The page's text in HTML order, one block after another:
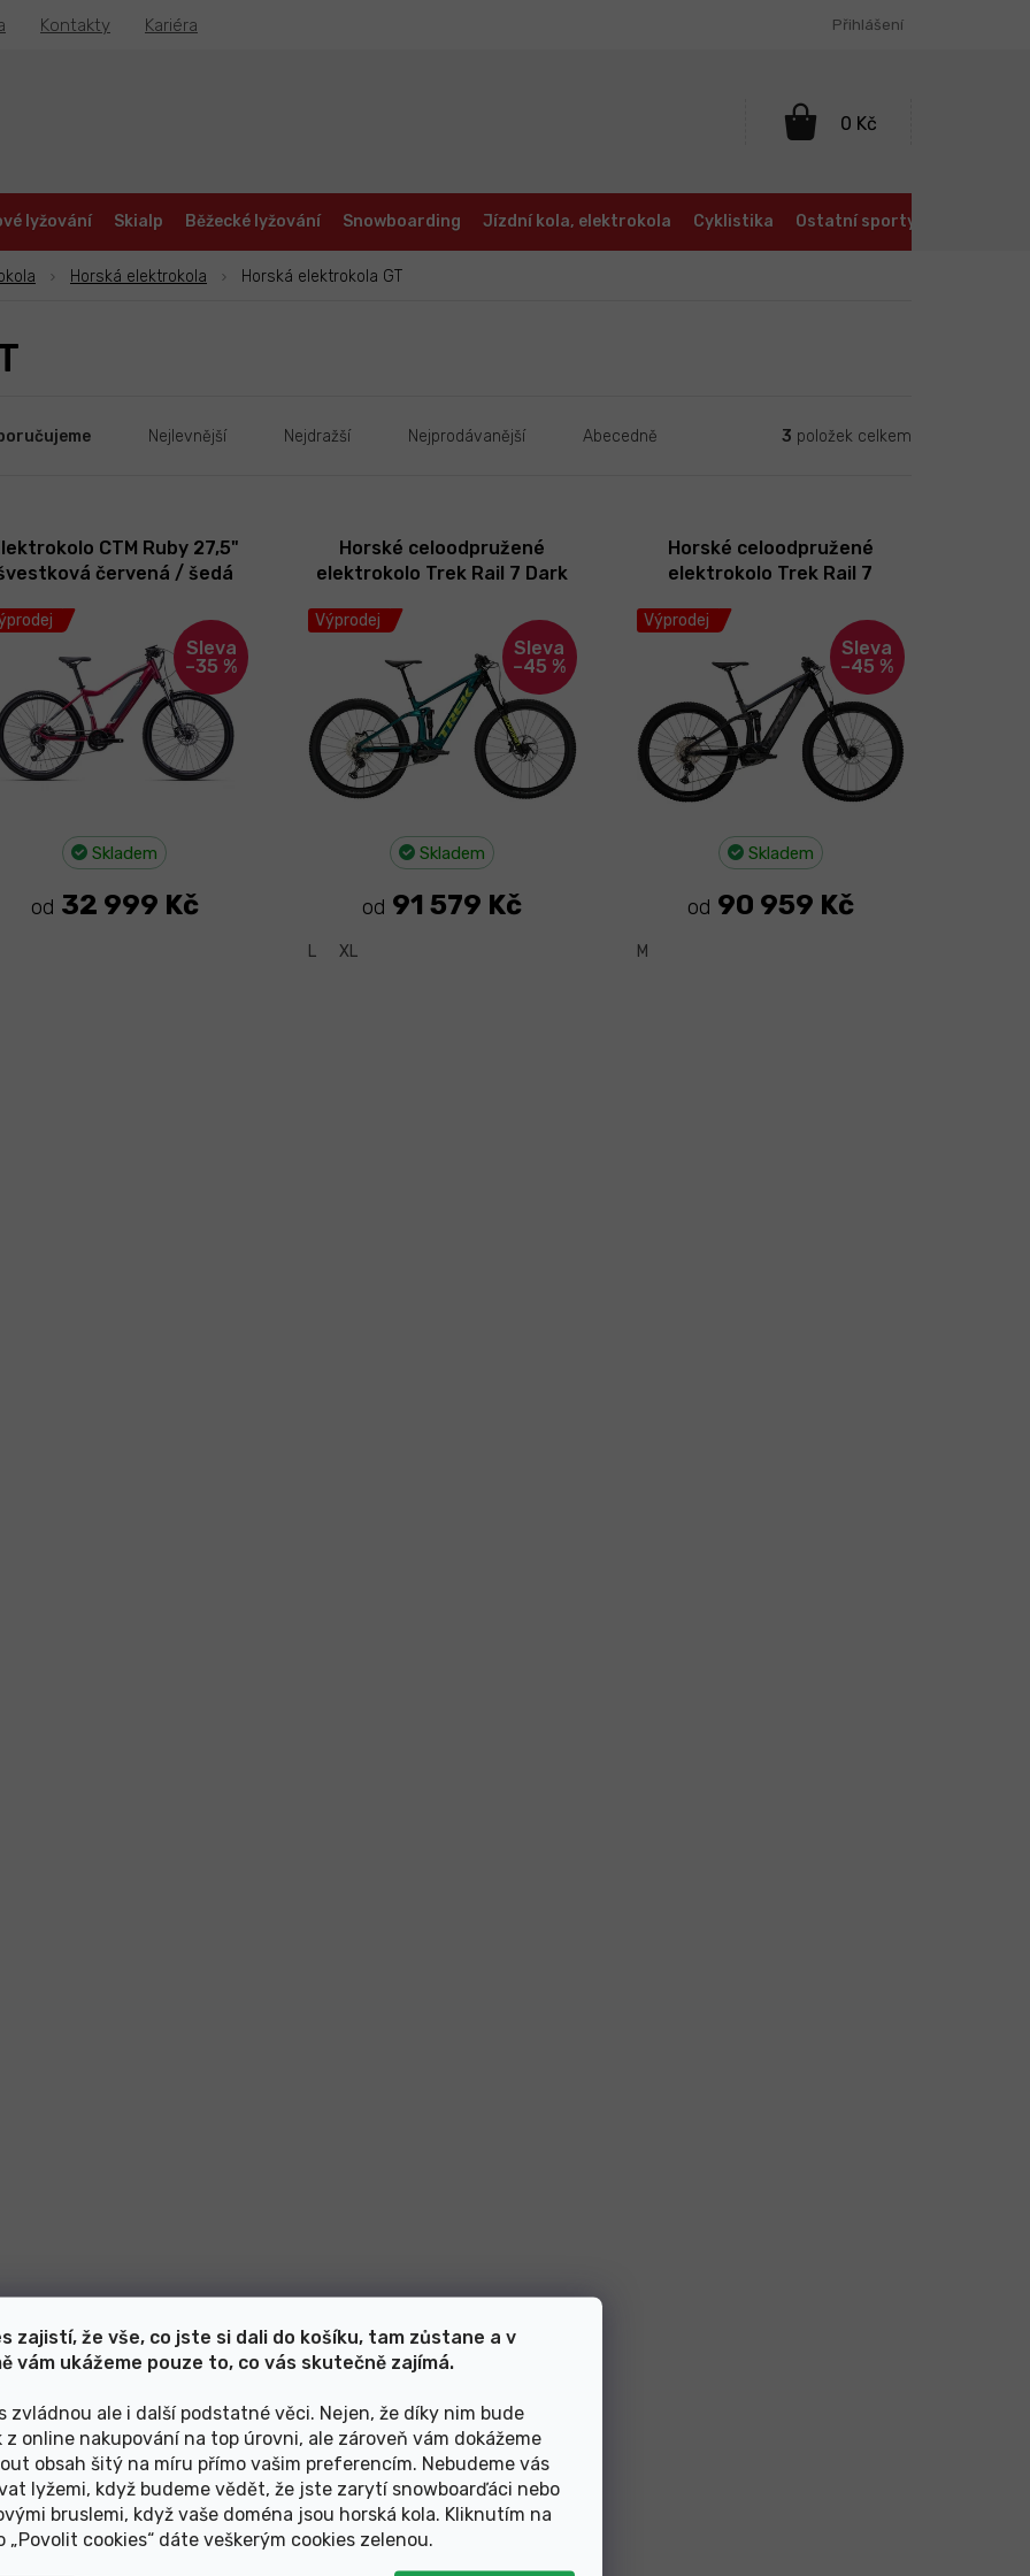
zajistí, že vše, co jste si dali do košíku, tam zůstane a v
vám ukážeme pouze to, co vás skutečně zajímá.
zvládnou ale i další podstatné věci. Nejen, že díky nim bude
z online nakupování na top úrovni, ale zároveň vám dokážeme
obsah šitý na míru přímo vašim preferencím. Nebudeme vás
lyžemi, když budeme vědět, že jste zarytí snowboarďáci nebo
bruslemi, když vaše doména jsou horská kola. Kliknutím na
„Povolit cookies“ dáte veškerým cookies zelenou.
Kontakty Kariéra Přihlášení
NÁKUPNÍ
lyžování Skialp Běžecké lyžování Snowboarding Jízdní kola, elektrokola Cyklistika Ostatní sporty
Horská elektrokola Horská elektrokola GT
Nejlevnější Nejdražší Nejprodávanější Abecedně 3 položek celkem
–35 %
CTM Ruby 27,5"
červená / šedá
Skladem
od 32 999 Kč
Výprodej
–45 %
Horské celoodpružené
elektrokolo Trek Rail 7 Dark
Skladem
od 91 579 Kč
L XL
Výprodej
–45 %
Horské celoodpružené
elektrokolo Trek Rail 7
Skladem
od 90 959 Kč
M